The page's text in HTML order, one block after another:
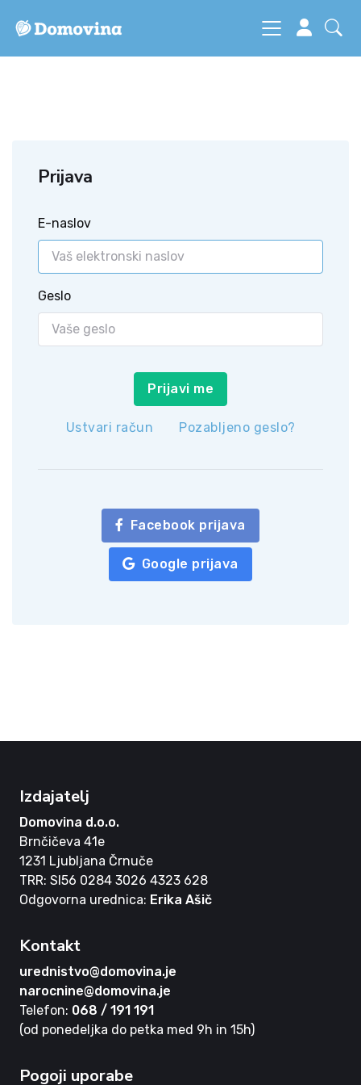
Prijava
E-naslov
Geslo
Prijavi me
Ustvari račun Pozabljeno geslo?
Facebook prijava
Google prijava
Izdajatelj
Domovina d.o.o.
Brnčičeva 41e
1231 Ljubljana Črnuče
TRR: SI56 0284 3026 4323 628
Odgovorna urednica: Erika Ašič
Kontakt
urednistvo@domovina.je
narocnine@domovina.je
Telefon: 068 / 191 191
(od ponedeljka do petka med 9h in 15h)
Pogoji uporabe